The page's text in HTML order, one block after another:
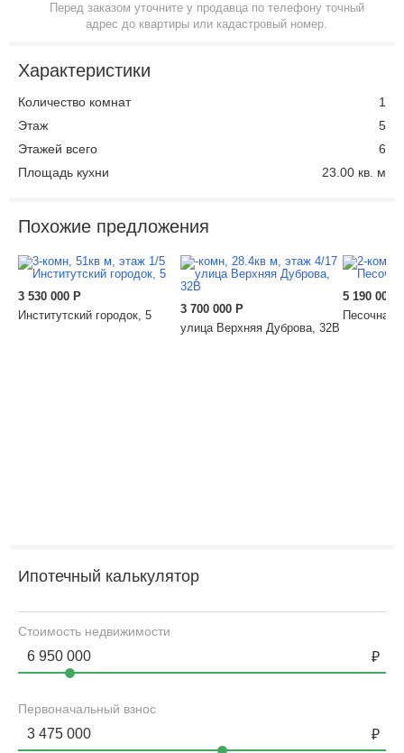
Перед заказом уточните у продавца по телефону точный
адрес до квартиры или кадастровый номер.
Характеристики
Количество комнат
1
Этаж
5
Этажей всего
6
Площадь кухни
23.00 кв. м
Похожие предложения
3 530 000 Р
Институтский городок, 5
3 700 000 Р
улица Верхняя Дуброва, 32В
5 190 000
Песочная
Ипотечный калькулятор
Стоимость недвижимости
Первоначальный взнос